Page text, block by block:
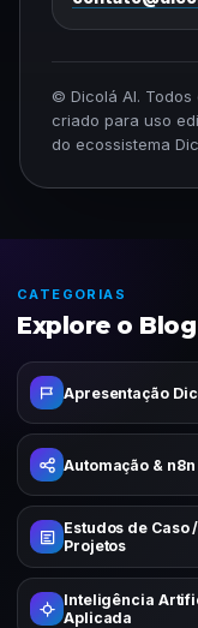
© Dicolá AI. Todos
criado para uso
do ecossistema
CATEGORIAS
Explore o
Apresentação
Automação & n8n
Estudos de Caso /
Projetos
Inteligência
Aplicada